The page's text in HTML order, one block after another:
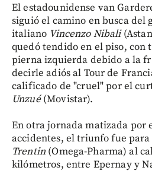
El estadounidense van
siguió el camino en busca del
italiano Vincenzo Nibali
quedó tendido en el piso, con
pierna izquierda debido a la
decirle adiós al Tour de
calificado de "cruel" por el
Unzué(Movistar).
En otra jornada matizada por
accidentes, el triunfo fue
Trentin (Omega-Pharma) al
kilómetros, entre Epernay y